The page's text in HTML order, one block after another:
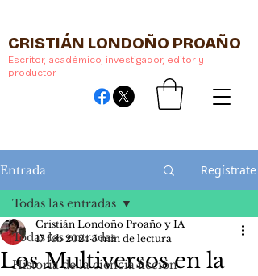
CRISTIÁN LONDOÑO PROAÑO
Escritor, académico, investigador, editor y
productor
Entrada Regístrate
Todas las entradas
Historia de la ciencia ficción
Todas las entradas
Los Multiversos en la
Cristián Londoño Proaño y IA
17 feb 2024 5 min de lectura